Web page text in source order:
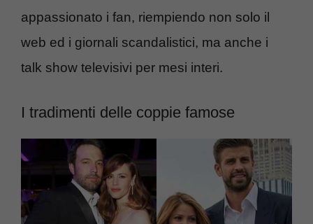
appassionato i fan, riempiendo non solo il
web ed i giornali scandalistici, ma anche i
talk show televisivi per mesi interi.
I tradimenti delle coppie famose